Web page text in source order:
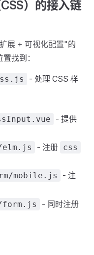
）的接入链
展 + 可视化配置"的
找到：
- 处理 CSS 样
- 提供
- 注册 css
mobile.js
- 注
- 同时注册